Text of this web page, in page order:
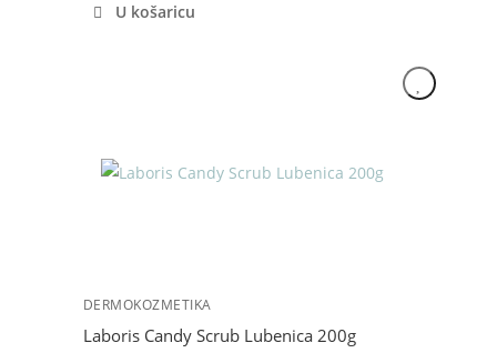
U košaricu
DERMOKOZMETIKA
Laboris Candy Scrub Lubenica 200g